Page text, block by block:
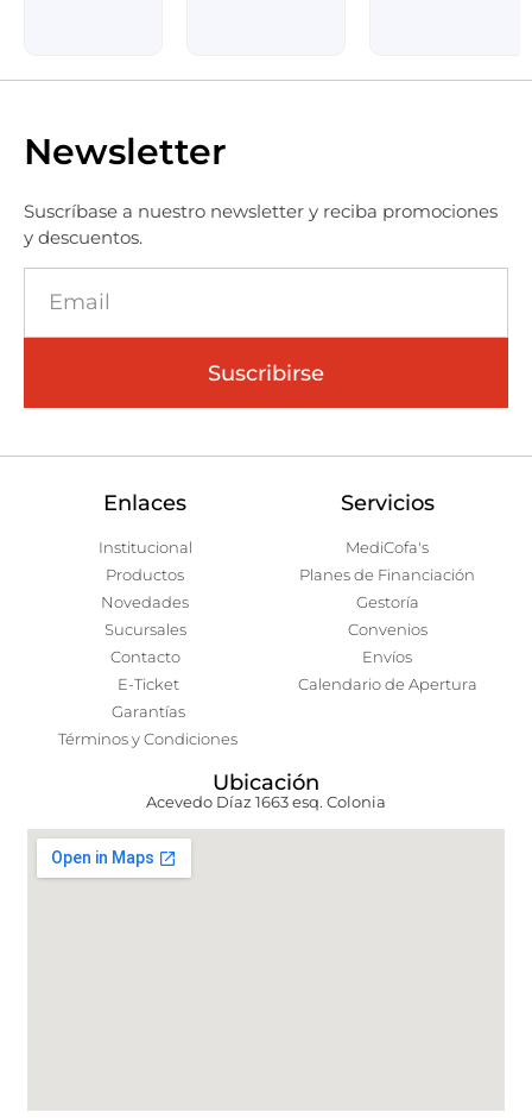
Newsletter
Suscríbase a nuestro newsletter y reciba promociones
y descuentos.
Suscribirse
Enlaces
Institucional
Productos
Novedades
Sucursales
Contacto
E-Ticket
Garantías
Términos y Condiciones
Servicios
MediCofa's
Planes de Financiación
Gestoría
Convenios
Envíos
Calendario de Apertura
Ubicación
Acevedo Díaz 1663 esq. Colonia